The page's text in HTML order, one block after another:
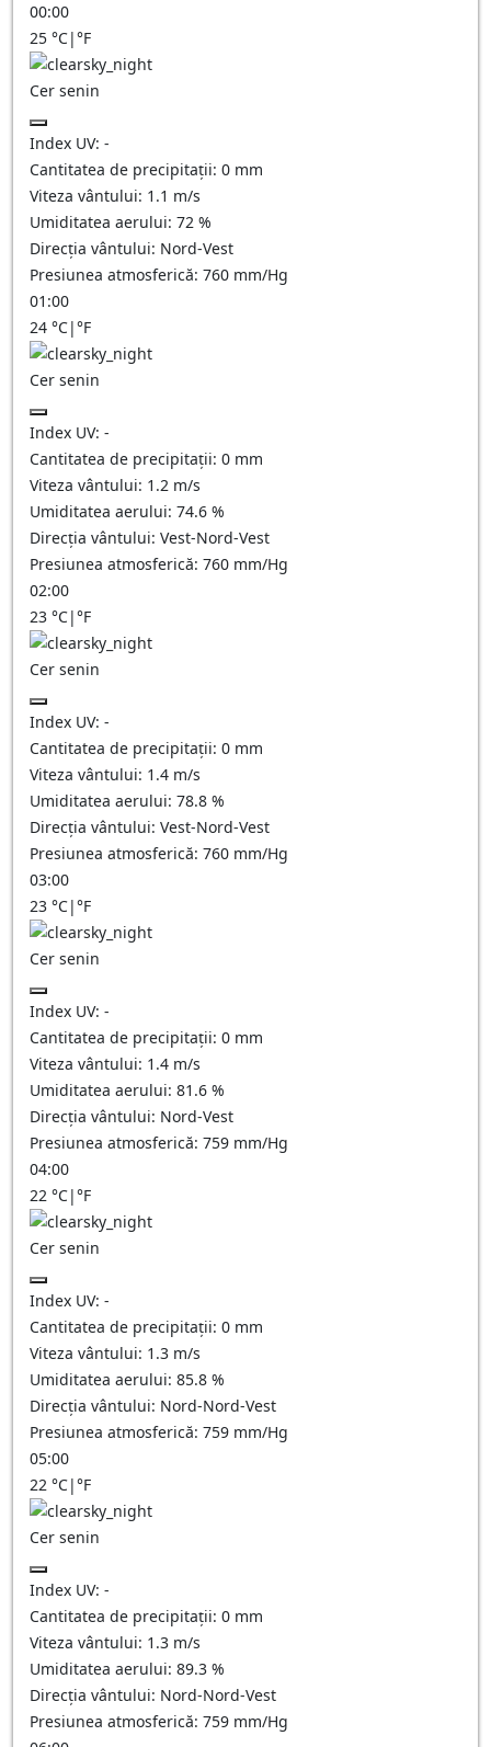
00:00
25 °C|°F
Cer senin
Index UV: -
Cantitatea de precipitații: 0 mm
Viteza vântului: 1.1 m/s
Umiditatea aerului: 72 %
Direcția vântului: Nord-Vest
Presiunea atmosferică: 760 mm/Hg
01:00
24 °C|°F
Cer senin
Index UV: -
Cantitatea de precipitații: 0 mm
Viteza vântului: 1.2 m/s
Umiditatea aerului: 74.6 %
Direcția vântului: Vest-Nord-Vest
Presiunea atmosferică: 760 mm/Hg
02:00
23 °C|°F
Cer senin
Index UV: -
Cantitatea de precipitații: 0 mm
Viteza vântului: 1.4 m/s
Umiditatea aerului: 78.8 %
Direcția vântului: Vest-Nord-Vest
Presiunea atmosferică: 760 mm/Hg
03:00
23 °C|°F
Cer senin
Index UV: -
Cantitatea de precipitații: 0 mm
Viteza vântului: 1.4 m/s
Umiditatea aerului: 81.6 %
Direcția vântului: Nord-Vest
Presiunea atmosferică: 759 mm/Hg
04:00
22 °C|°F
Cer senin
Index UV: -
Cantitatea de precipitații: 0 mm
Viteza vântului: 1.3 m/s
Umiditatea aerului: 85.8 %
Direcția vântului: Nord-Nord-Vest
Presiunea atmosferică: 759 mm/Hg
05:00
22 °C|°F
Cer senin
Index UV: -
Cantitatea de precipitații: 0 mm
Viteza vântului: 1.3 m/s
Umiditatea aerului: 89.3 %
Direcția vântului: Nord-Nord-Vest
Presiunea atmosferică: 759 mm/Hg